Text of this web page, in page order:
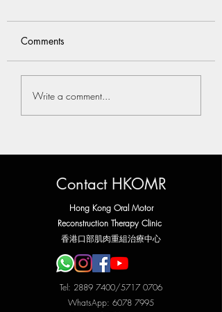
睡眠窒息症患者的健康
Comments
Write a comment...
Contact HKOMR
Hong Kong Oral Motor
Reconstruction Therapy Clinic
​香港口部肌肉重組治療中心
Tel: 2889 7400/5717 0706
WhatsApp: 6078 7995